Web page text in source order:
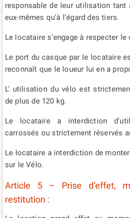
responsable de leur utilisation tant
eux-mêmes qu'à l'égard des tiers.
Le locataire s'engage à respecter le
Le port du casque par le locataire
reconnaît que le loueur lui en a
L' utilisation du vélo est
de plus de 120 kg.
Le locataire a interdiction
carrossés ou strictement réservés
Le locataire a interdiction de
sur le Vélo.
Article 5 – Prise d’effet,
restitution :